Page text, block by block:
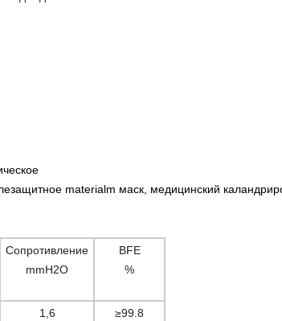
materialm маск, медицинский
Сопротивление
mmH2O
BFE
%
1,6
≥99.8